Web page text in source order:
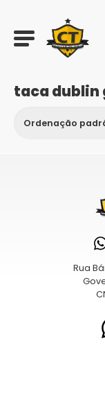
taca dublin
Rua